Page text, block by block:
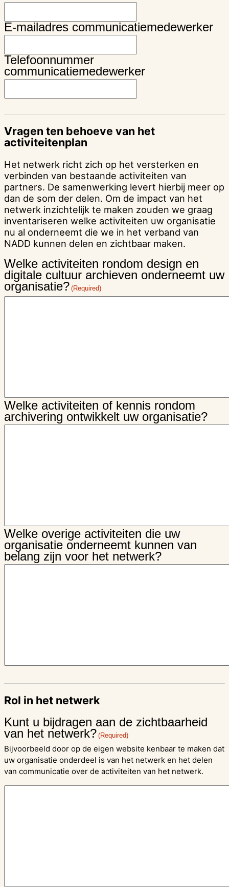
E-mailadres communicatiemedewerker
Telefoonnummer
communicatiemedewerker
Vragen ten behoeve van het
activiteitenplan
Het netwerk richt zich op het versterken en
verbinden van bestaande activiteiten van
partners. De samenwerking levert hierbij meer op
dan de som der delen. Om de impact van het
netwerk inzichtelijk te maken zouden we graag
inventariseren welke activiteiten uw organisatie
nu al onderneemt die we in het verband van
NADD kunnen delen en zichtbaar maken.
Welke activiteiten rondom design en
digitale cultuur archieven onderneemt uw
organisatie? (Required)
Welke activiteiten of kennis rondom
archivering ontwikkelt uw organisatie?
Welke overige activiteiten die uw
organisatie onderneemt kunnen van
belang zijn voor het netwerk?
Rol in het netwerk
Kunt u bijdragen aan de zichtbaarheid
van het netwerk? (Required)
Bijvoorbeeld door op de eigen website kenbaar te maken dat
uw organisatie onderdeel is van het netwerk en het delen
van communicatie over de activiteiten van het netwerk.